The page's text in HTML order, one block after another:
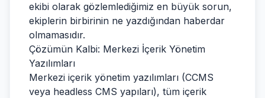
ekibi olarak gözlemlediğimiz en büyük sorun,
ekiplerin birbirinin ne yazdığından haberdar
olmamasıdır.
Çözümün Kalbi: Merkezi İçerik Yönetim
Yazılımları
Merkezi içerik yönetim yazılımları (CCMS
veya headless CMS yapıları), tüm içerik